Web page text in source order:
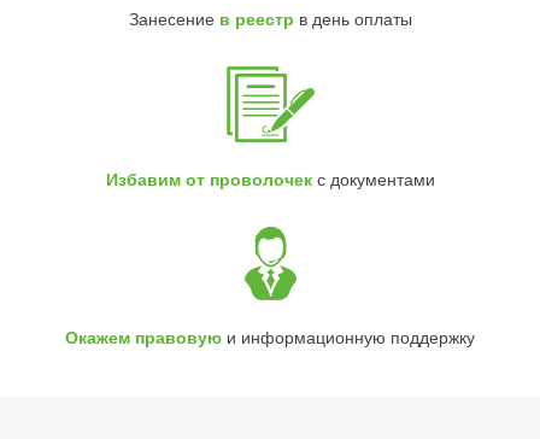
Занесение в реестр в день оплаты
Избавим от проволочекс документами
Окажем правовую и информационную поддержку